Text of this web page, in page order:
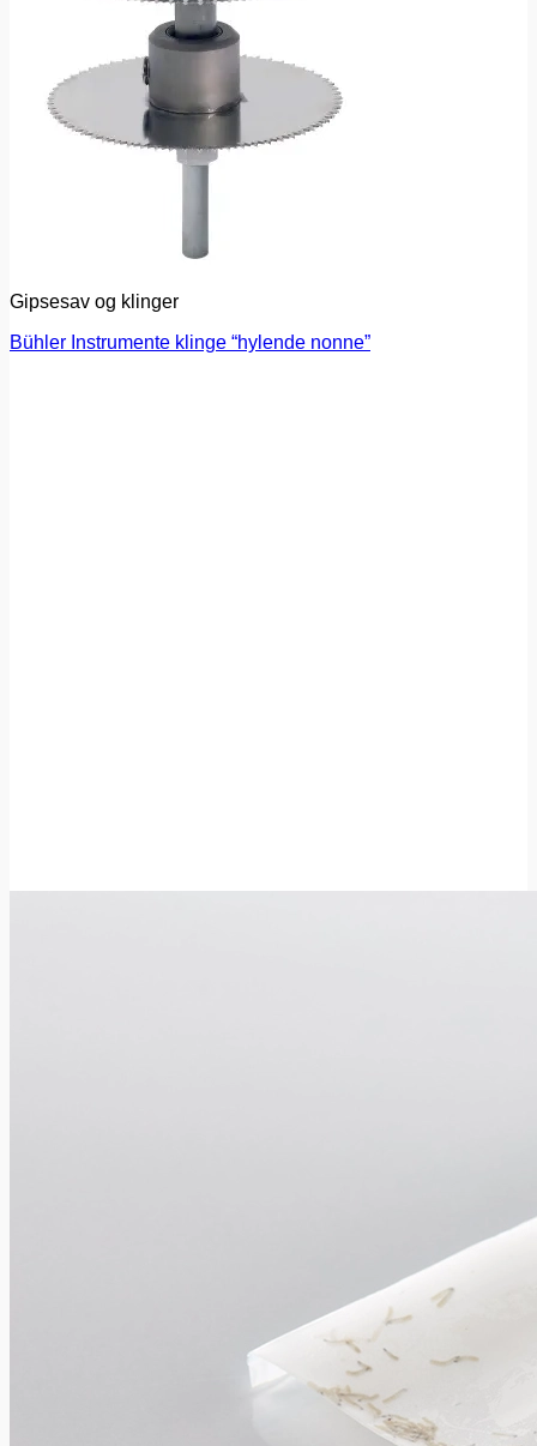
Gipsesav og klinger
Bühler Instrumente klinge “hylende nonne”